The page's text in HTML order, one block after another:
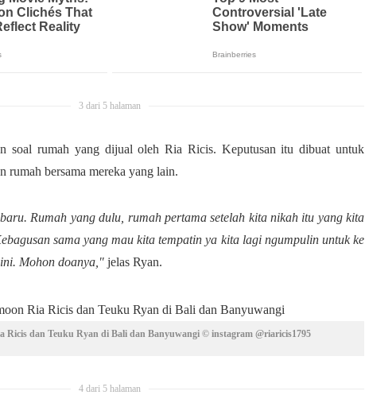
3 dari 5 halaman
soal rumah yang dijual oleh Ria Ricis. Keputusan itu dibuat untuk
rumah bersama mereka yang lain.
Rumah yang dulu, rumah pertama setelah kita nikah itu yang kita
sama yang mau kita tempatin ya kita lagi ngumpulin untuk ke
Mohon doanya," jelas Ryan.
Ricis dan Teuku Ryan di Bali dan Banyuwangi © instagram @riaricis1795
4 dari 5 halaman